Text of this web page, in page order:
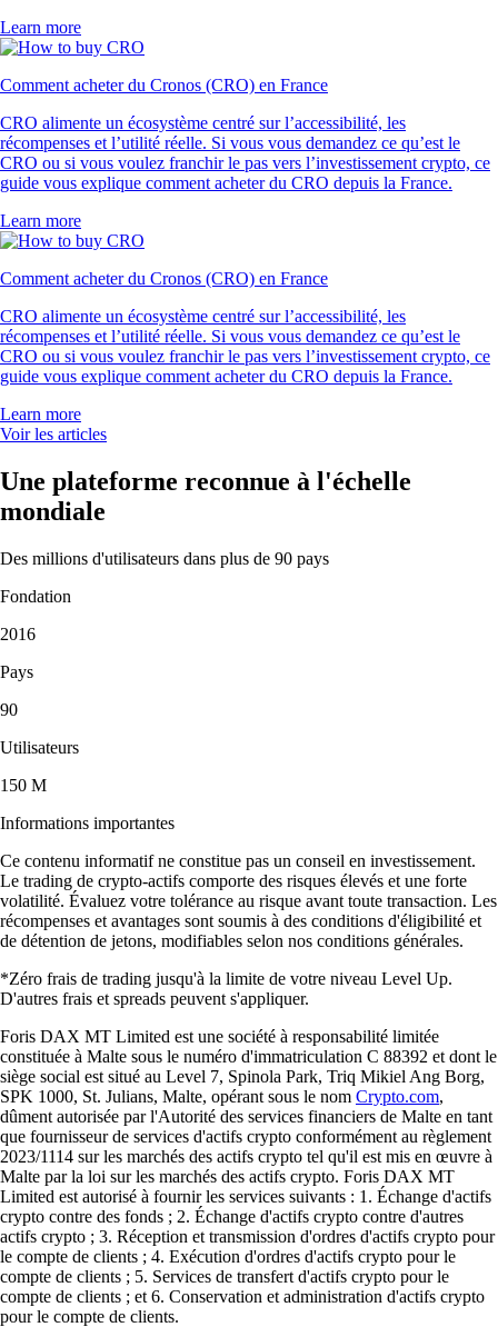
Learn more
Comment acheter du Cronos (CRO) en France
CRO alimente un écosystème centré sur l’accessibilité, les
récompenses et l’utilité réelle. Si vous vous demandez ce qu’est le
CRO ou si vous voulez franchir le pas vers l’investissement crypto, ce
guide vous explique comment acheter du CRO depuis la France.
Learn more
Comment acheter du Cronos (CRO) en France
CRO alimente un écosystème centré sur l’accessibilité, les
récompenses et l’utilité réelle. Si vous vous demandez ce qu’est le
CRO ou si vous voulez franchir le pas vers l’investissement crypto, ce
guide vous explique comment acheter du CRO depuis la France.
Learn more
Voir les articles
Une plateforme reconnue à l'échelle
mondiale
Des millions d'utilisateurs dans plus de 90 pays
Fondation
2016
Pays
90
Utilisateurs
150 M
Informations importantes
Ce contenu informatif ne constitue pas un conseil en investissement.
Le trading de crypto-actifs comporte des risques élevés et une forte
volatilité. Évaluez votre tolérance au risque avant toute transaction. Les
récompenses et avantages sont soumis à des conditions d'éligibilité et
de détention de jetons, modifiables selon nos conditions générales.
*Zéro frais de trading jusqu'à la limite de votre niveau Level Up.
D'autres frais et spreads peuvent s'appliquer.
Foris DAX MT Limited est une société à responsabilité limitée
constituée à Malte sous le numéro d'immatriculation C 88392 et dont le
siège social est situé au Level 7, Spinola Park, Triq Mikiel Ang Borg,
SPK 1000, St. Julians, Malte, opérant sous le nom Crypto.com,
dûment autorisée par l'Autorité des services financiers de Malte en tant
que fournisseur de services d'actifs crypto conformément au règlement
2023/1114 sur les marchés des actifs crypto tel qu'il est mis en œuvre à
Malte par la loi sur les marchés des actifs crypto. Foris DAX MT
Limited est autorisé à fournir les services suivants : 1. Échange d'actifs
crypto contre des fonds ; 2. Échange d'actifs crypto contre d'autres
actifs crypto ; 3. Réception et transmission d'ordres d'actifs crypto pour
le compte de clients ; 4. Exécution d'ordres d'actifs crypto pour le
compte de clients ; 5. Services de transfert d'actifs crypto pour le
compte de clients ; et 6. Conservation et administration d'actifs crypto
pour le compte de clients.